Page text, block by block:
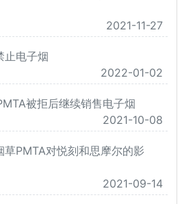
2021-11-27
止电子烟
2022-01-02
被拒后继续销售电子烟
2021-10-08
PMTA对悦刻和思摩尔的影
2021-09-14